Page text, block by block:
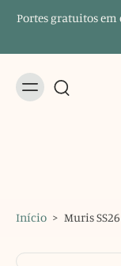
Portes gratuitos em
Início > Muris SS26